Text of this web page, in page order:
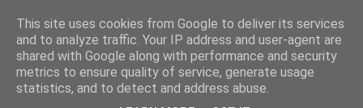
Copilarim
This site uses cookies from Google to deliver its services
and to analyze traffic. Your IP address and user-agent are
shared with Google along with performance and security
metrics to ensure quality of service, generate usage
statistics, and to detect and address abuse.